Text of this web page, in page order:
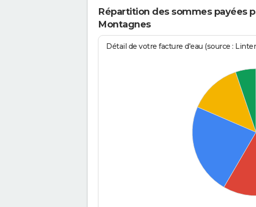
Répartition des sommes payées
Montagnes
Détail de votre facture d'eau (source :